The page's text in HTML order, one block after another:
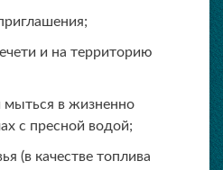
и на территорию
мыться в жизненно
с пресной водой;
(в качестве топлива